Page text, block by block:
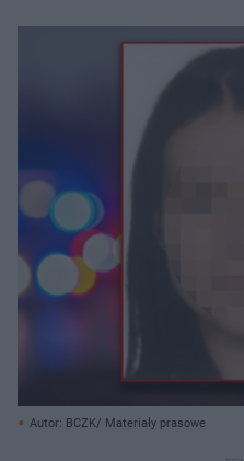
Autor: BCZK/ Materiały prasowe